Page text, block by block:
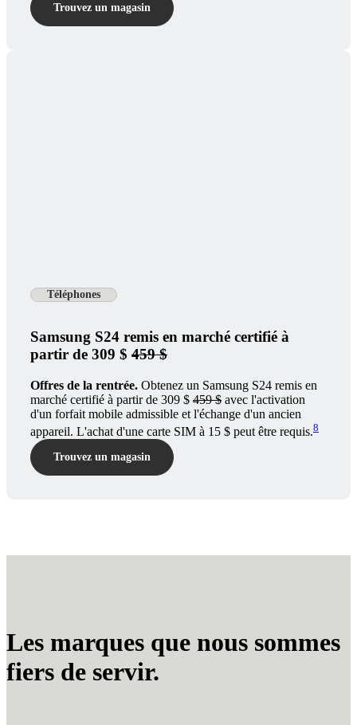
Trouvez un magasin
Téléphones
Samsung S24 remis en marché certifié à
partir de 309 $ 459 $
Offres de la rentrée. Obtenez un Samsung S24 remis en
marché certifié à partir de 309 $ 459 $ avec l'activation
d'un forfait mobile admissible et l'échange d'un ancien
appareil. L'achat d'une carte SIM à 15 $ peut être requis.8
Trouvez un magasin
Les marques que nous sommes
fiers de servir.